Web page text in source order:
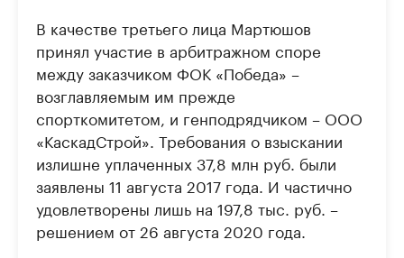
В качестве третьего лица Мартюшов
принял участие в арбитражном споре
между заказчиком ФОК «Победа» –
возглавляемым им прежде
спорткомитетом, и генподрядчиком – ООО
«КаскадСтрой». Требования о взыскании
излишне уплаченных 37,8 млн руб. были
заявлены 11 августа 2017 года. И частично
удовлетворены лишь на 197,8 тыс. руб. –
решением от 26 августа 2020 года.